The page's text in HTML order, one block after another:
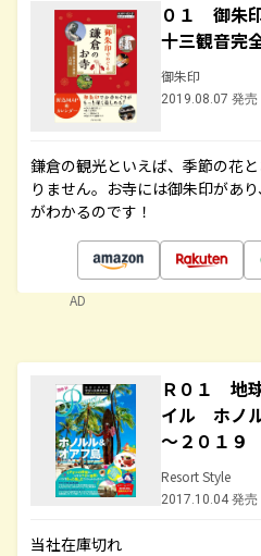
０１ 御朱
十三観音完
御朱印
2019.08.07 発売
鎌倉の観光といえば、季節の花
りません。お寺には御朱印があ
がわかるのです！
AD
Ｒ０１ 地
イル ホノ
～２０１９
Resort Style
2017.10.04 発売
当社在庫切れ